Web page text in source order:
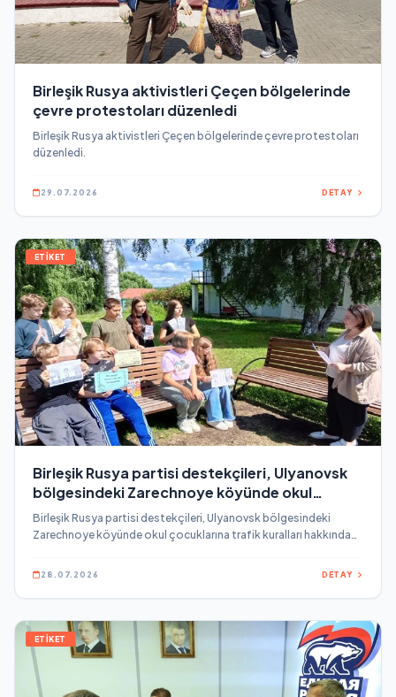
Birleşik Rusya aktivistleri Çeçen bölgelerinde
çevre protestoları düzenledi
Birleşik Rusya aktivistleri Çeçen bölgelerinde çevre protestoları
düzenledi.
29.07.2026 DETAY
ETİKET
Birleşik Rusya partisi destekçileri, Ulyanovsk
bölgesindeki Zarechnoye köyünde okul
çocuklarına trafik kuralları hakkında bir
konferans düzenledi
Birleşik Rusya partisi destekçileri, Ulyanovsk bölgesindeki
Zarechnoye köyünde okul çocuklarına trafik kuralları hakkında
28.07.2026 DETAY
ETİKET